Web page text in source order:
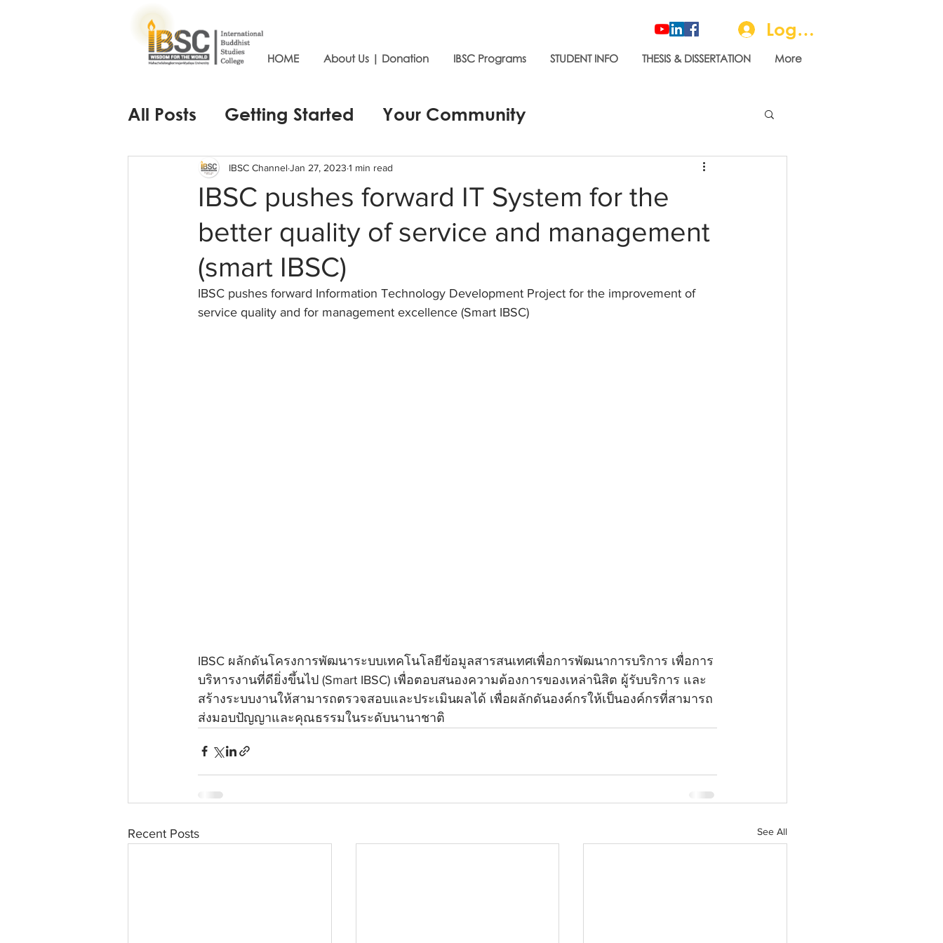
HOME About Us | Donation IBSC Programs STUDENT INFO THESIS & DISSERTATION More
Log In
All Posts Getting Started Your Community
IBSC pushes forward IT System for the
better quality of service and management
(smart IBSC)
IBSC Channel Jan 27, 2023 1 min read
IBSC pushes forward Information Technology Development Project for the improvement of
service quality and for management excellence (Smart IBSC)
IBSC ผลักดันโครงการพัฒนาระบบเทคโนโลยีข้อมูลสารสนเทศเพื่อการพัฒนาการบริการ เพื่อการ
บริหารงานที่ดียิ่งขึ้นไป (Smart IBSC) เพื่อตอบสนองความต้องการของเหล่านิสิต ผู้รับบริการ และ
สร้างระบบงานให้สามารถตรวจสอบและประเมินผลได้ เพื่อผลักดันองค์กรให้เป็นองค์กรที่สามารถ
ส่งมอบปัญญาและคุณธรรมในระดับนานาชาติ
Recent Posts See All